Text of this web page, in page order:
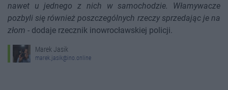
nawet u jednego z nich w samochodzie. Włamywacze
pozbyli się również poszczególnych rzeczy sprzedając je na
złom - dodaje rzecznik inowrocławskiej policji.
Marek Jasik
marek.jasik@ino.online